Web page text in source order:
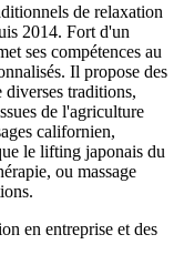
de relaxation
2014. Fort d'un
ses compétences au
Il propose des
diverses traditions,
de l'agriculture
californien,
le lifting japonais du
ou massage
en entreprise et des